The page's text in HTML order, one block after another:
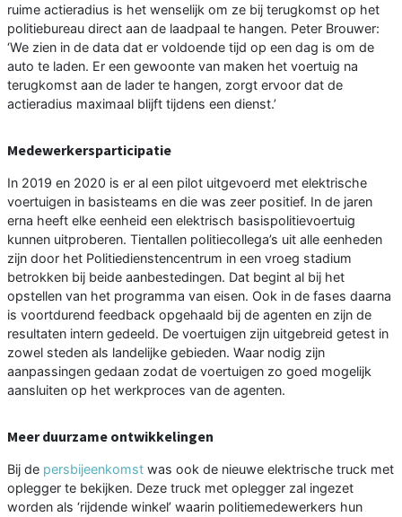
ruime actieradius is het wenselijk om ze bij terugkomst op het
politiebureau direct aan de laadpaal te hangen. Peter Brouwer:
‘We zien in de data dat er voldoende tijd op een dag is om de
auto te laden. Er een gewoonte van maken het voertuig na
terugkomst aan de lader te hangen, zorgt ervoor dat de
actieradius maximaal blijft tijdens een dienst.’
Medewerkersparticipatie
In 2019 en 2020 is er al een pilot uitgevoerd met elektrische
voertuigen in basisteams en die was zeer positief. In de jaren
erna heeft elke eenheid een elektrisch basispolitievoertuig
kunnen uitproberen. Tientallen politiecollega’s uit alle eenheden
zijn door het Politiedienstencentrum in een vroeg stadium
betrokken bij beide aanbestedingen. Dat begint al bij het
opstellen van het programma van eisen. Ook in de fases daarna
is voortdurend feedback opgehaald bij de agenten en zijn de
resultaten intern gedeeld. De voertuigen zijn uitgebreid getest in
zowel steden als landelijke gebieden. Waar nodig zijn
aanpassingen gedaan zodat de voertuigen zo goed mogelijk
aansluiten op het werkproces van de agenten.
Meer duurzame ontwikkelingen
Bij de persbijeenkomst was ook de nieuwe elektrische truck met
oplegger te bekijken. Deze truck met oplegger zal ingezet
worden als ‘rijdende winkel’ waarin politiemedewerkers hun